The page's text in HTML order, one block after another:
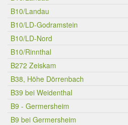
B10/Landau
B10/LD-Godramstein
B10/LD-Nord
B10/Rinnthal
B272 Zeiskam
B38, Höhe Dörrenbach
B39 bei Weidenthal
B9 - Germersheim
B9 bei Germersheim